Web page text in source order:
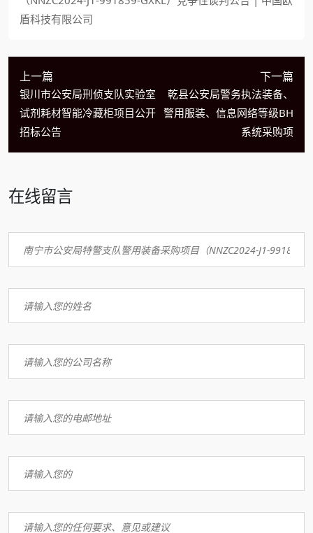
盾科技有限公司
上一篇
银川市公安局刑侦支队实验室
试剂耗材智能冷藏柜项目公开
招标公告
下一篇
乾县公安局警务执法装备、
警用服装、信息网络等级BH
系统采购项
在线留言